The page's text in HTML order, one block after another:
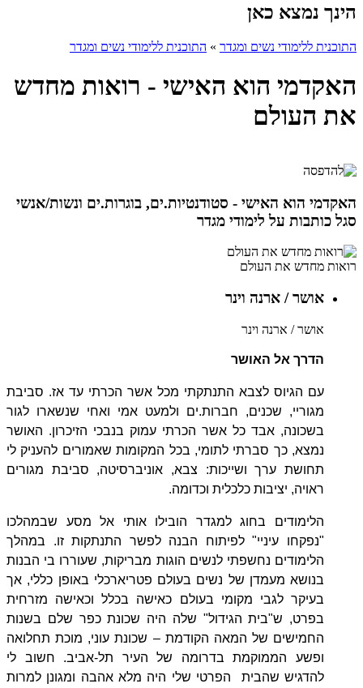
הינך נמצא כאן
התוכנית ללימודי נשים ומגדר » התוכנית ללימודי נשים ומגדר
האקדמי הוא האישי - רואות מחדש
את העולם
האקדמי הוא האישי - סטודנטיות.ים, בוגרות.ים ונשות/אנשי
סגל כותבות על לימודי מגדר
רואות מחדש את העולם
אושר / ארנה וינר
אושר / ארנה וינר
הדרך אל האושר
עם הגיוס לצבא התנתקתי מכל אשר הכרתי עד אז. סביבת
מגוריי, שכנים, חברות.ים ולמעט אמי ואחי שנשארו לגור
בשכונה, אבד כל אשר הכרתי עמוק בנבכי הזיכרון. האושר
נמצא, כך סברתי לתומי, בכל המקומות שאמורים להעניק לי
תחושת ערך ושייכות: צבא, אוניברסיטה, סביבת מגורים
ראויה, יציבות כלכלית וכדומה.
הלימודים בחוג למגדר הובילו אותי אל מסע שבמהלכו
"נפקחו עיניי" לפיתוח הבנה לפשר התנתקות זו. במהלך
הלימודים נחשפתי לנשים הוגות מבריקות, שעוררו בי הבנות
בנושא מעמדן של נשים בעולם פטריארכלי באופן כללי, אך
בעיקר לגבי מקומי בעולם כאישה בכלל וכאישה מזרחית
בפרט, ש"בית הגידול" שלה היה שכונת כפר שלם בשנות
החמישים של המאה הקודמת – שכונת עוני, מוכת תחלואה
ופשע הממוקמת בדרומה של העיר תל-אביב. חשוב לי
להדגיש שהבית הפרטי שלי היה מלא אהבה ומגונן למרות